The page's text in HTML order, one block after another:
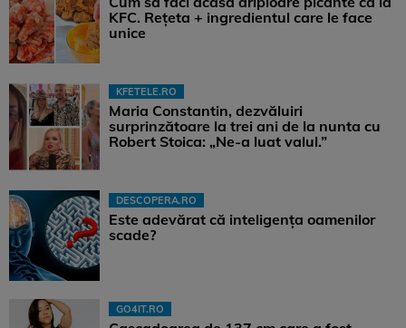
KFC. Rețeta + ingredientul care le face
unice
KFETELE.RO
Maria Constantin, dezvăluiri
surprinzătoare la trei ani de la nunta cu
Robert Stoica: „Ne-a luat valul.”
DESCOPERA.RO
Este adevărat că inteligența oamenilor
scade?
GO4IT.RO